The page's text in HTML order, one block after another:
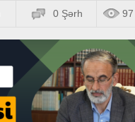
0 Şərh 97